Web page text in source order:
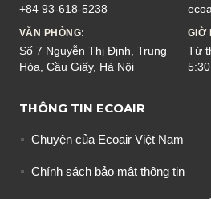
+84 93-618-5238
VĂN PHÒNG:
Số 7 Nguyễn Thị Định, Trung
Hòa, Cầu Giấy, Hà Nội
GIỜ
Từ
THÔNG TIN ECOAIR
Chuyện của Ecoair Việt Nam
Chính sách bảo mật thông tin